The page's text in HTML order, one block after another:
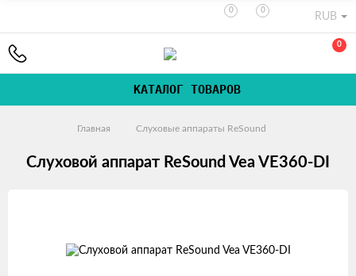
0 0
RUB
0
КАТАЛОГ ТОВАРОВ
Главная Слуховые аппараты ReSound
Слуховой аппарат ReSound Vea VE360-DI